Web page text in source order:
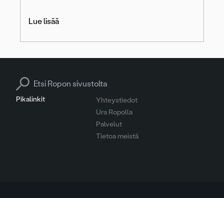
Lue lisää
Pikalinkit
Yhteystiedot
Ura Ropolla
Palvelut
Tietoa meistä
Search for: